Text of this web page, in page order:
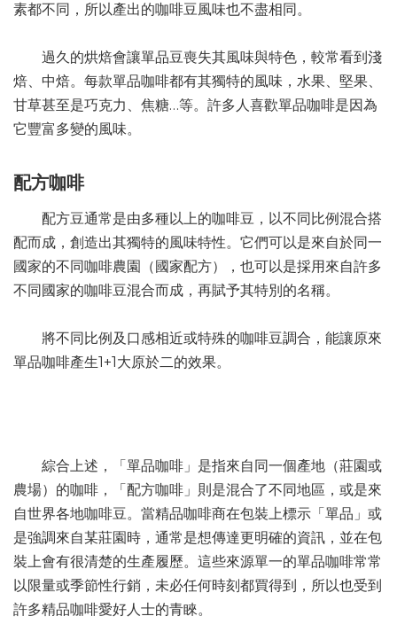
素都不同，所以產出的咖啡豆風味也不盡相同。
過久的烘焙會讓單品豆喪失其風味與特色，較常看到淺
焙、中焙。每款單品咖啡都有其獨特的風味，水果、堅果、
甘草甚至是巧克力、焦糖…等。許多人喜歡單品咖啡是因為
它豐富多變的風味。
配方咖啡
配方豆通常是由多種以上的咖啡豆，以不同比例混合搭
配而成，創造出其獨特的風味特性。它們可以是來自於同一
國家的不同咖啡農園（國家配方），也可以是採用來自許多
不同國家的咖啡豆混合而成，再賦予其特別的名稱。
將不同比例及口感相近或特殊的咖啡豆調合，能讓原來
單品咖啡產生1+1大原於二的效果。
綜合上述，「單品咖啡」是指來自同一個產地（莊園或
農場）的咖啡，「配方咖啡」則是混合了不同地區，或是來
自世界各地咖啡豆。當精品咖啡商在包裝上標示「單品」或
是強調來自某莊園時，通常是想傳達更明確的資訊，並在包
裝上會有很清楚的生產履歷。這些來源單一的單品咖啡常常
以限量或季節性行銷，未必任何時刻都買得到，所以也受到
許多精品咖啡愛好人士的青睞。